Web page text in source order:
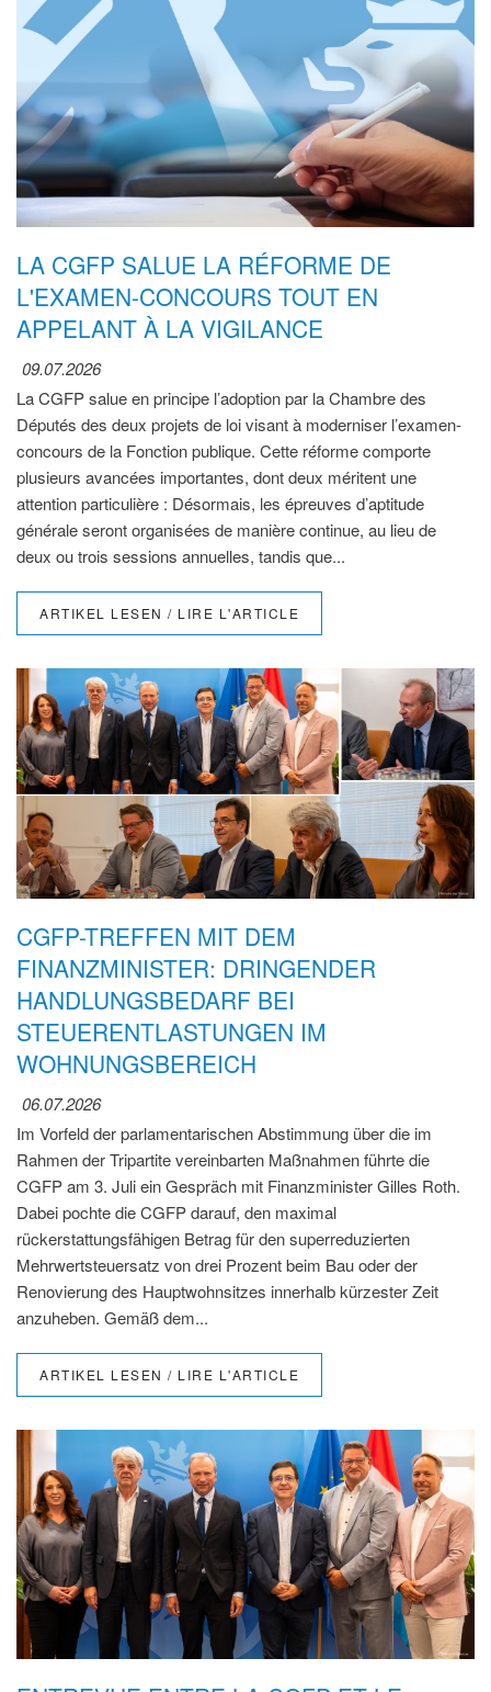
LA CGFP SALUE LA RÉFORME DE
L'EXAMEN-CONCOURS TOUT EN
APPELANT À LA VIGILANCE
09.07.2026
La CGFP salue en principe l’adoption par la Chambre des
Députés des deux projets de loi visant à moderniser l’examen-
concours de la Fonction publique. Cette réforme comporte
plusieurs avancées importantes, dont deux méritent une
attention particulière : Désormais, les épreuves d’aptitude
générale seront organisées de manière continue, au lieu de
deux ou trois sessions annuelles, tandis que...
ARTIKEL LESEN / LIRE L'ARTICLE
CGFP-TREFFEN MIT DEM
FINANZMINISTER: DRINGENDER
HANDLUNGSBEDARF BEI
STEUERENTLASTUNGEN IM
WOHNUNGSBEREICH
06.07.2026
Im Vorfeld der parlamentarischen Abstimmung über die im
Rahmen der Tripartite vereinbarten Maßnahmen führte die
CGFP am 3. Juli ein Gespräch mit Finanzminister Gilles Roth.
Dabei pochte die CGFP darauf, den maximal
rückerstattungsfähigen Betrag für den superreduzierten
Mehrwertsteuersatz von drei Prozent beim Bau oder der
Renovierung des Hauptwohnsitzes innerhalb kürzester Zeit
anzuheben. Gemäß dem...
ARTIKEL LESEN / LIRE L'ARTICLE